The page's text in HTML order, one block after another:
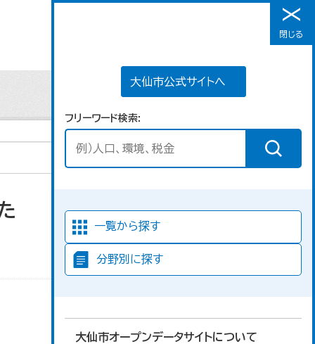
メニュー
大仙市公式サイトへ
フリーワード検索
一覧から探す
分野別に探す
大仙市オープンデータサイトについて
閉じる